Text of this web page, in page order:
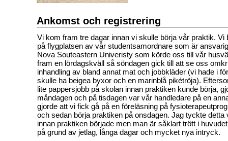
Ankomst och registrering
Vi kom fram tre dagar innan vi skulle börja vår praktik. Vi
på flygplatsen av vår studentsamordnare som är
Nova Souteastern Univeristy som körde oss till vår
fram en lördagskväll så söndagen gick till att se oss
inhandling av bland annat mat och jobbkläder (vi hade i
skulle ha beigea byxor och en marinblå pikétröja).
lite pappersjobb på skolan innan praktiken kunde börja,
måndagen och på tisdagen var vår handledare på en
gjorde att vi fick gå på en föreläsning på
och sedan börja praktiken på onsdagen. Jag tyckte detta
innan praktiken började men man är såklart trött i
på grund av jetlag, långa dagar och mycket nya intryck.